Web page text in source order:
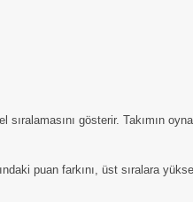
gösterir. Takımın
puan farkını, üst sıralara